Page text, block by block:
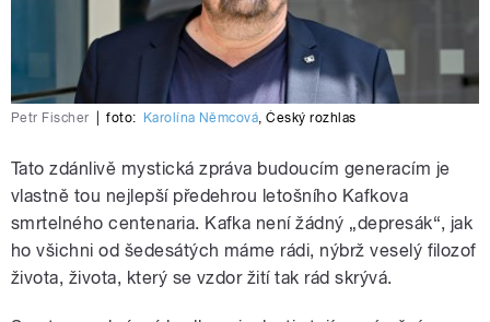
Petr Fischer foto: Karolína Němcová,Český rozhlas
Tato zdánlivě mystická zpráva budoucím generacím je
vlastně tou nejlepší předehrou letošního Kafkova
smrtelného centenaria. Kafka není žádný „depresák“, jak
ho všichni od šedesátých máme rádi, nýbrž veselý filozof
života, života, který se vzdor žití tak rád skrývá.